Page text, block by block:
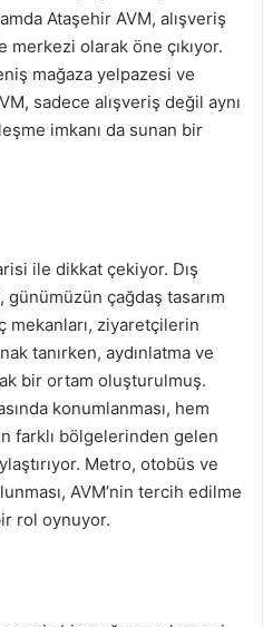
Ataşehir AVM, alışveriş
olarak öne çıkıyor.
mağaza yelpazesi ve
sadece alışveriş değil aynı
imkanı da sunan bir
ile dikkat çekiyor. Dış
çağdaş tasarım
mekanları, ziyaretçilerin
tanırken, aydınlatma ve
bir ortam oluşturulmuş.
konumlanması, hem
farklı bölgelerinden gelen
Metro, otobüs ve
AVM’nin tercih edilme
rol oynuyor.